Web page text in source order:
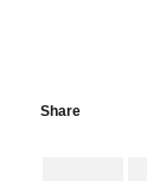
Share